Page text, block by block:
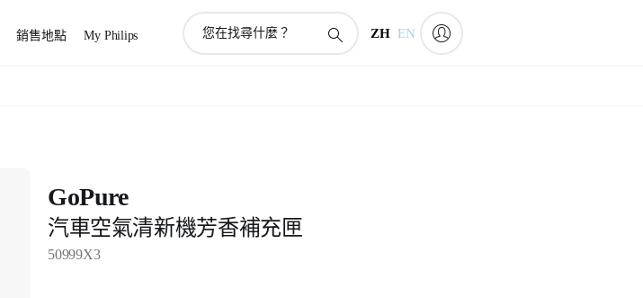
銷售地點 My Philips ZH EN
GoPure
汽車空氣清新機芳香補充匣
50999X3